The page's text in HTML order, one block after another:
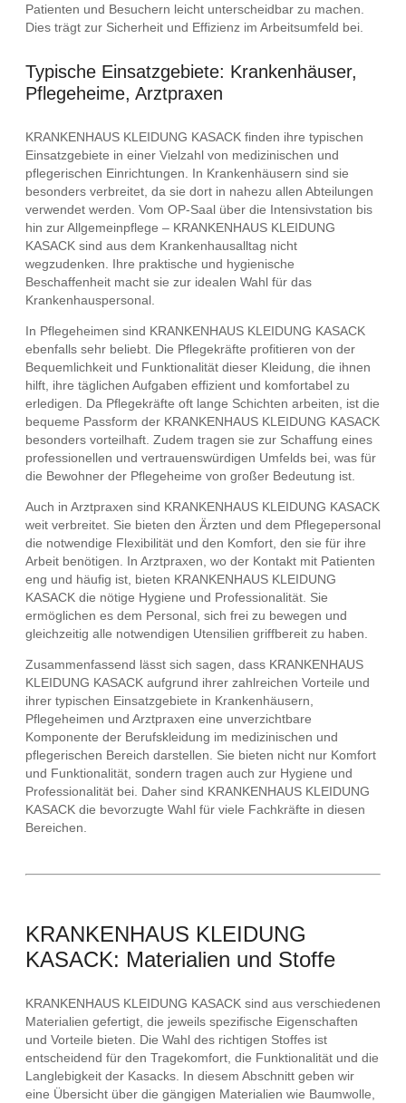
Patienten und Besuchern leicht unterscheidbar zu machen.
Dies trägt zur Sicherheit und Effizienz im Arbeitsumfeld bei.
Typische Einsatzgebiete: Krankenhäuser,
Pflegeheime, Arztpraxen
KRANKENHAUS KLEIDUNG KASACK finden ihre typischen
Einsatzgebiete in einer Vielzahl von medizinischen und
pflegerischen Einrichtungen. In Krankenhäusern sind sie
besonders verbreitet, da sie dort in nahezu allen Abteilungen
verwendet werden. Vom OP-Saal über die Intensivstation bis
hin zur Allgemeinpflege – KRANKENHAUS KLEIDUNG
KASACK sind aus dem Krankenhausalltag nicht
wegzudenken. Ihre praktische und hygienische
Beschaffenheit macht sie zur idealen Wahl für das
Krankenhauspersonal.
In Pflegeheimen sind KRANKENHAUS KLEIDUNG KASACK
ebenfalls sehr beliebt. Die Pflegekräfte profitieren von der
Bequemlichkeit und Funktionalität dieser Kleidung, die ihnen
hilft, ihre täglichen Aufgaben effizient und komfortabel zu
erledigen. Da Pflegekräfte oft lange Schichten arbeiten, ist die
bequeme Passform der KRANKENHAUS KLEIDUNG KASACK
besonders vorteilhaft. Zudem tragen sie zur Schaffung eines
professionellen und vertrauenswürdigen Umfelds bei, was für
die Bewohner der Pflegeheime von großer Bedeutung ist.
Auch in Arztpraxen sind KRANKENHAUS KLEIDUNG KASACK
weit verbreitet. Sie bieten den Ärzten und dem Pflegepersonal
die notwendige Flexibilität und den Komfort, den sie für ihre
Arbeit benötigen. In Arztpraxen, wo der Kontakt mit Patienten
eng und häufig ist, bieten KRANKENHAUS KLEIDUNG
KASACK die nötige Hygiene und Professionalität. Sie
ermöglichen es dem Personal, sich frei zu bewegen und
gleichzeitig alle notwendigen Utensilien griffbereit zu haben.
Zusammenfassend lässt sich sagen, dass KRANKENHAUS
KLEIDUNG KASACK aufgrund ihrer zahlreichen Vorteile und
ihrer typischen Einsatzgebiete in Krankenhäusern,
Pflegeheimen und Arztpraxen eine unverzichtbare
Komponente der Berufskleidung im medizinischen und
pflegerischen Bereich darstellen. Sie bieten nicht nur Komfort
und Funktionalität, sondern tragen auch zur Hygiene und
Professionalität bei. Daher sind KRANKENHAUS KLEIDUNG
KASACK die bevorzugte Wahl für viele Fachkräfte in diesen
Bereichen.
KRANKENHAUS KLEIDUNG
KASACK: Materialien und Stoffe
KRANKENHAUS KLEIDUNG KASACK sind aus verschiedenen
Materialien gefertigt, die jeweils spezifische Eigenschaften
und Vorteile bieten. Die Wahl des richtigen Stoffes ist
entscheidend für den Tragekomfort, die Funktionalität und die
Langlebigkeit der Kasacks. In diesem Abschnitt geben wir
eine Übersicht über die gängigen Materialien wie Baumwolle,